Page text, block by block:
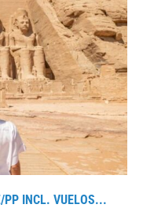
PP INCL. VUELOS...